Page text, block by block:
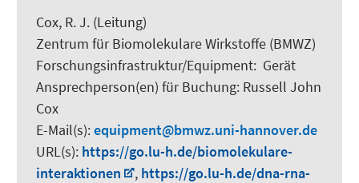
Cox, R. J. (Leitung)
Zentrum für Biomolekulare Wirkstoffe (BMWZ)
Forschungsinfrastruktur/Equipment: Gerät
Ansprechperson(en) für Buchung: Russell John
Cox
E-Mail(s):equipment
bmwz.uni-hannover.de
URL(s): https://go.lu-h.de/biomolekulare-
interaktionen
, https://go.lu-h.de/dna-rna-